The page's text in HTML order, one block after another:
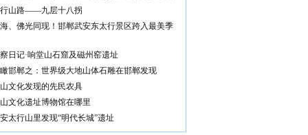
山路——九层十八拐
、佛光同现！邯郸武安东太行景区跨入最美季
日记·响堂山石窟及磁州窑遗址
邯郸之：世界级大地山体石雕在邯郸发现
文化发现的先民农具
文化遗址博物馆在哪里
太行山里发现“明代长城”遗址